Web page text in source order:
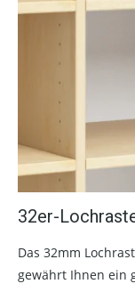
32er-
Das 32mm
gewährt Ihnen ein